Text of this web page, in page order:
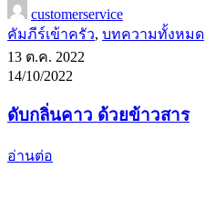
customerservice
คัมภีร์เข้าครัว, บทความทั้งหมด
13 ต.ค. 2022
14/10/2022
ดับกลิ่นคาว ด้วยข้าวสาร
อ่านต่อ